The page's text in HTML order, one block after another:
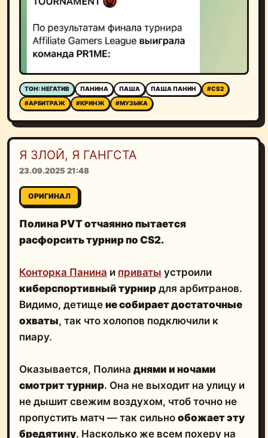
ТОН: НЕГАТИВ ПАНИНА ПАША ПАША ПАНИН
#CS2
#АРБИТРАЖ
#КРИНЖ #МУЗЫКА
Я ЗЛОЙ, Я ГАНГСТА
23.09.2025 21:48
ОРИГИНАЛ
Полина PVT отчаянно пытается
расфорсить турнир по CS2.
Конторка Панина и приваты устроили
киберспортивный турнир для арбитранов.
Видимо, детище не собирает достаточные
охваты, так что холопов подключили к
пиару.
Оказывается, Полина днями и ночами
смотрит турнир. Она не выходит на улицу и
не дышит свежим воздухом, чтоб точно не
пропустить матч — так сильно обожает эту
бредятину. Насколько же всем похеру на